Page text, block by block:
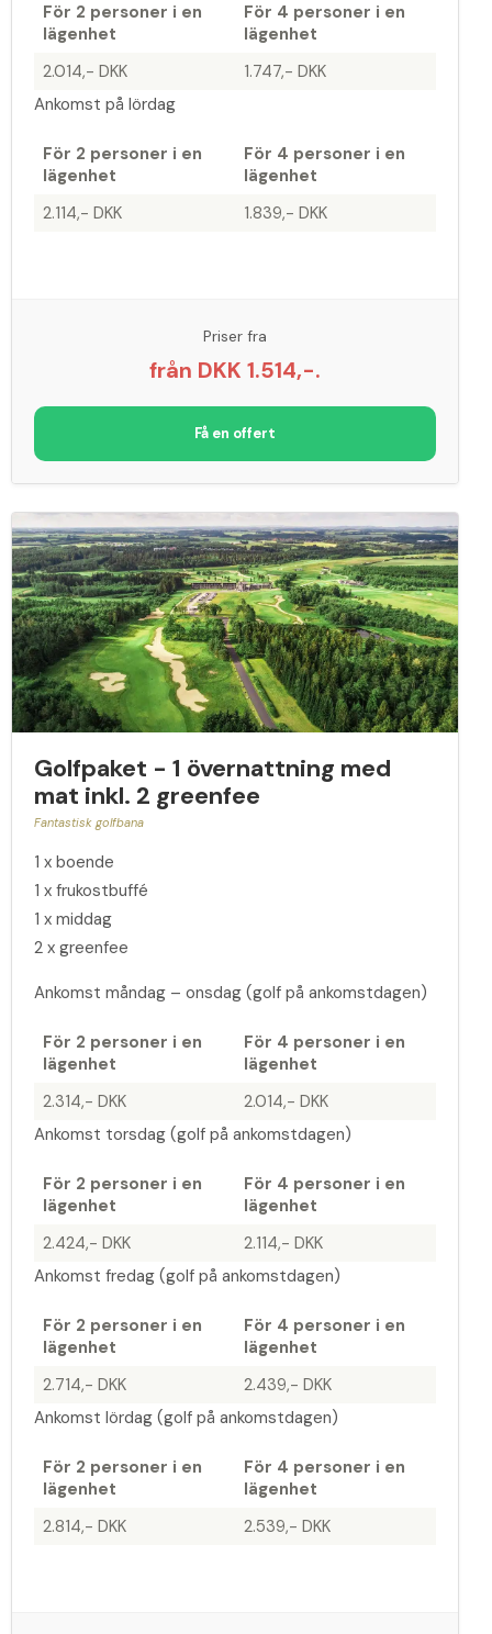
För 2 personer i en
lägenhet
För 4 personer i en
lägenhet
2.014,- DKK
1.747,- DKK
Ankomst på lördag
För 2 personer i en
lägenhet
För 4 personer i en
lägenhet
2.114,- DKK
1.839,- DKK
Priser fra
från DKK 1.514,-.
Få en offert
Golfpaket - 1 övernattning med
mat inkl. 2 greenfee
Fantastisk golfbana
1 x boende
1 x frukostbuffé
1 x middag
2 x greenfee
Ankomst måndag – onsdag (golf på ankomstdagen)
För 2 personer i en
lägenhet
För 4 personer i en
lägenhet
2.314,- DKK
2.014,- DKK
Ankomst torsdag (golf på ankomstdagen)
För 2 personer i en
lägenhet
För 4 personer i en
lägenhet
2.424,- DKK
2.114,- DKK
Ankomst fredag (golf på ankomstdagen)
För 2 personer i en
lägenhet
För 4 personer i en
lägenhet
2.714,- DKK
2.439,- DKK
Ankomst lördag (golf på ankomstdagen)
För 2 personer i en
lägenhet
För 4 personer i en
lägenhet
2.814,- DKK
2.539,- DKK